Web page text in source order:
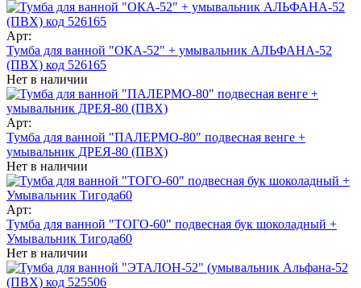
Арт:
Тумба для ванной "ОКА-52" + умывальник АЛЬФАНА-52
(ПВХ) код 526165
Нет в наличии
Арт:
Тумба для ванной "ПАЛЕРМО-80" подвесная венге +
умывальник ДРЕЯ-80 (ПВХ)
Нет в наличии
Арт:
Тумба для ванной "ТОГО-60" подвесная бук шоколадный +
Умывальник Тигода60
Нет в наличии